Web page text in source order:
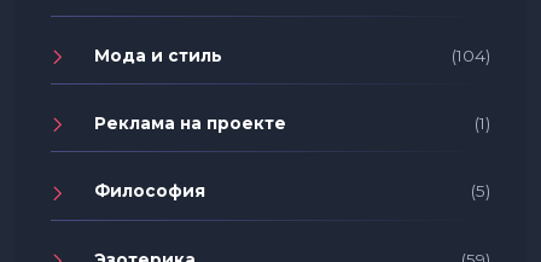
Мода и стиль (104)
Реклама на проекте (1)
Философия (5)